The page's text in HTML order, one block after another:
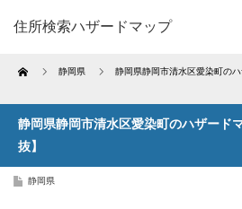
住所検索ハザードマップ
Home 静岡県 静岡県静岡市清水区愛染町の
静岡県静岡市清水区愛染町のハザード
抜】
静岡県